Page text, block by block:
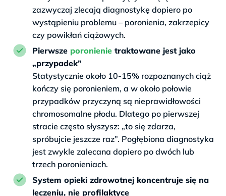
zazwyczaj zlecają diagnostykę dopiero po
wystąpieniu problemu – poronienia, zakrzepicy
czy powikłań ciążowych.
Pierwsze poronienie traktowane jest jako
„przypadek”
Statystycznie około 10-15% rozpoznanych ciąż
kończy się poronieniem, a w około połowie
przypadków przyczyną są nieprawidłowości
chromosomalne płodu. Dlatego po pierwszej
stracie często słyszysz: „to się zdarza,
spróbujcie jeszcze raz”. Pogłębiona diagnostyka
jest zwykle zalecana dopiero po dwóch lub
trzech poronieniach.
System opieki zdrowotnej koncentruje się na
leczeniu, nie profilaktyce